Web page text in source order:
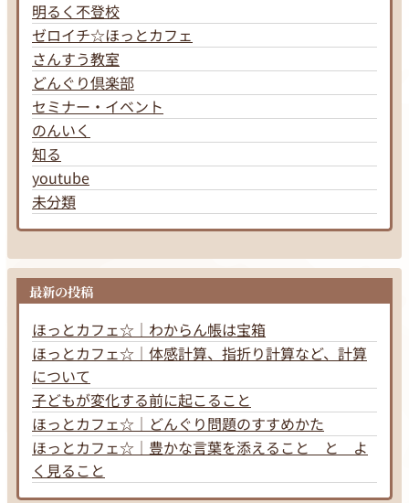
明るく不登校
ゼロイチ☆ほっとカフェ
さんすう教室
どんぐり倶楽部
セミナー・イベント
のんいく
知る
youtube
未分類
最新の投稿
ほっとカフェ☆｜わからん帳は宝箱
ほっとカフェ☆｜体感計算、指折り計算など、計算
について
子どもが変化する前に起こること
ほっとカフェ☆｜どんぐり問題のすすめかた
ほっとカフェ☆｜豊かな言葉を添えること と よ
く見ること